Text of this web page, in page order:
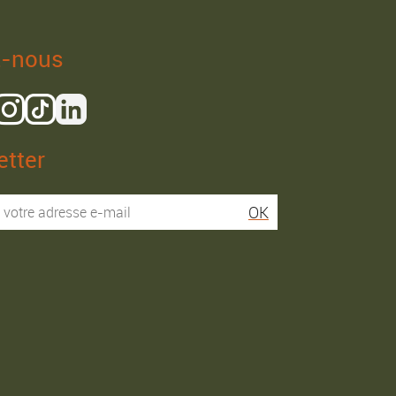
Isaac R. Elies S.
nous
OK